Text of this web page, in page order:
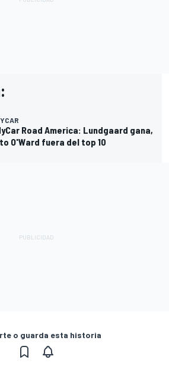
Road America: Lundgaard gana,
O'Ward fuera del top 10
o guarda esta historia